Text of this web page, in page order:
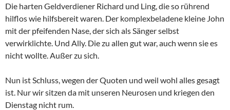
Die harten Geldverdiener Richard und Ling, die so rührend
hilflos wie hilfsbereit waren. Der komplexbeladene kleine John
mit der pfeifenden Nase, der sich als Sänger selbst
verwirklichte. Und Ally. Die zu allen gut war, auch wenn sie es
nicht wollte. Außer zu sich.
Nun ist Schluss, wegen der Quoten und weil wohl alles gesagt
ist. Nur wir sitzen da mit unseren Neurosen und kriegen den
Dienstag nicht rum.